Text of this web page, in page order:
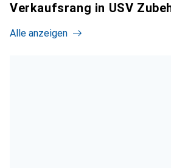
Verkaufsrang in USV
Alle anzeigen